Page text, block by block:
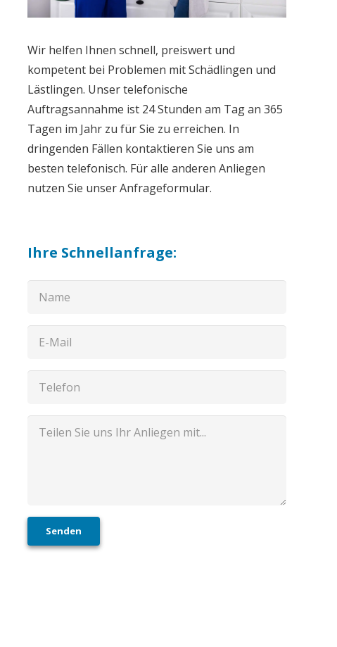
Wir helfen Ihnen schnell, preiswert und
kompetent bei Problemen mit Schädlingen und
Lästlingen. Unser telefonische
Auftragsannahme ist 24 Stunden am Tag an 365
Tagen im Jahr zu für Sie zu erreichen. In
dringenden Fällen kontaktieren Sie uns am
besten telefonisch. Für alle anderen Anliegen
nutzen Sie unser Anfrageformular.
Ihre Schnellanfrage:
Senden